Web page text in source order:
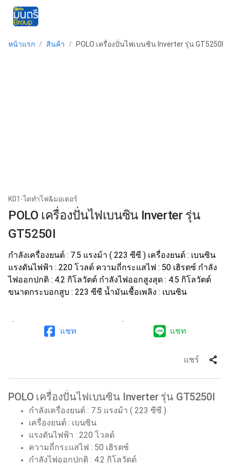
หน้าแรก / สินค้า / POLO เครื่องปั่นไฟเบนซิน Inverter รุ่น GT5250I
K01-ไดทำไฟ&มอเตอร์
POLO เครื่องปั่นไฟเบนซิน Inverter รุ่น
GT5250I
กำลังเครื่องยนต์ : 7.5 แรงม้า ( 223 ซีซี ) เครื่องยนต์ : เบนซิน
แรงดันไฟฟ้า : 220 โวลต์ ความถี่กระแสไฟ : 50 เฮิรตซ์ กำลัง
ไฟออกปกติ : 4.2 กิโลวัตต์ กำลังไฟออกสูงสุด : 4.5 กิโลวัตต์
ขนาดกระบอกสูบ : 223 ซีซี น้ำมันเชื้อเพลิง : เบนซิน
แชท แชท
แชร์ share
POLO เครื่องปั่นไฟเบนซิน Inverter รุ่น GT5250I
กำลังเครื่องยนต์ : 7.5 แรงม้า ( 223 ซีซี )
เครื่องยนต์ : เบนซิน
แรงดันไฟฟ้า : 220 โวลต์
ความถี่กระแสไฟ : 50 เฮิรตซ์
กำลังไฟออกปกติ : 4.2 กิโลวัตต์